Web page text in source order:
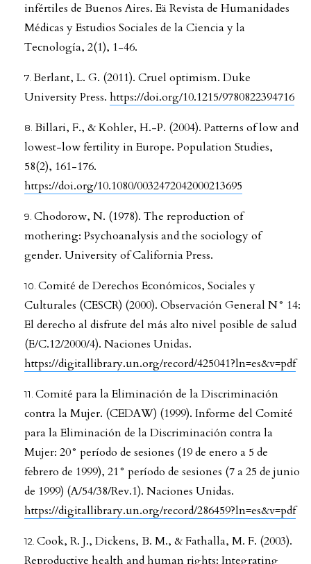
infértiles de Buenos Aires. Eä Revista de Humanidades
Médicas y Estudios Sociales de la Ciencia y la
Tecnología, 2(1), 1-46.
Berlant, L. G. (2011). Cruel optimism. Duke
University Press. https://doi.org/10.1215/9780822394716
Billari, F., & Kohler, H.-P. (2004). Patterns of low and
lowest-low fertility in Europe. Population Studies,
58(2), 161-176.
https://doi.org/10.1080/0032472042000213695
Chodorow, N. (1978). The reproduction of
mothering: Psychoanalysis and the sociology of
gender. University of California Press.
Comité de Derechos Económicos, Sociales y
Culturales (CESCR) (2000). Observación General N° 14:
El derecho al disfrute del más alto nivel posible de salud
(E/C.12/2000/4). Naciones Unidas.
https://digitallibrary.un.org/record/425041?ln=es&v=pdf
Comité para la Eliminación de la Discriminación
contra la Mujer. (CEDAW) (1999). Informe del Comité
para la Eliminación de la Discriminación contra la
Mujer: 20° período de sesiones (19 de enero a 5 de
febrero de 1999), 21° período de sesiones (7 a 25 de junio
de 1999) (A/54/38/Rev.1). Naciones Unidas.
https://digitallibrary.un.org/record/286459?ln=es&v=pdf
Cook, R. J., Dickens, B. M., & Fathalla, M. F. (2003).
Reproductive health and human rights: Integrating